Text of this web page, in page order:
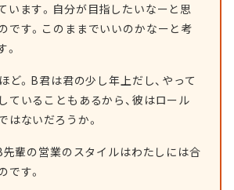
います。自分が目指したいなーと思
です。このままでいいのかなーと考
ど。B君は君の少し年上だし、やって
ていることもあるから、彼はロール
はないだろうか。
先輩の営業のスタイルはわたしには合
です。